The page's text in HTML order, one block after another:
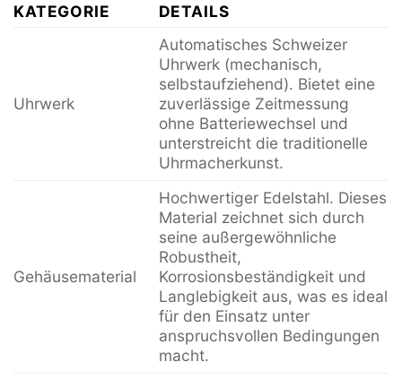
KATEGORIE DETAILS
Uhrwerk
Automatisches Schweizer
Uhrwerk (mechanisch,
selbstaufziehend). Bietet eine
zuverlässige Zeitmessung
ohne Batteriewechsel und
unterstreicht die traditionelle
Uhrmacherkunst.
Gehäusematerial
Hochwertiger Edelstahl. Dieses
Material zeichnet sich durch
seine außergewöhnliche
Robustheit,
Korrosionsbeständigkeit und
Langlebigkeit aus, was es ideal
für den Einsatz unter
anspruchsvollen Bedingungen
macht.